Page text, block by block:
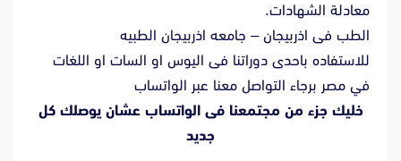
معادلة الشهادات.
الطب فى اذربيجان – جامعه اذربيجان الطبيه
للاستفاده باحدى دوراتنا فى اليوس او السات او اللغات
في مصر برجاء التواصل معنا عبر الواتساب
خليك جزء من مجتمعنا فى الواتساب عشان يوصلك كل
جديد